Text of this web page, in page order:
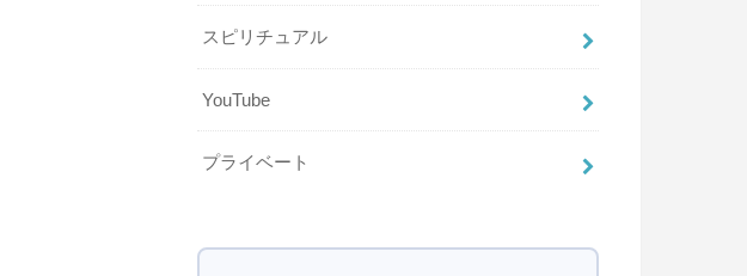
スピリチュアル
YouTube
プライベート